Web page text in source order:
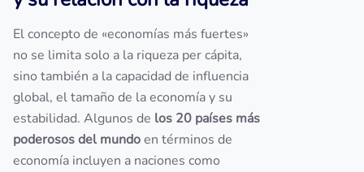
El concepto de «economías más fuertes»
no se limita solo a la riqueza per cápita,
sino también a la capacidad de influencia
global, el tamaño de la economía y su
estabilidad. Algunos de los 20 países más
poderosos del mundoen términos de
economía incluyen a naciones como